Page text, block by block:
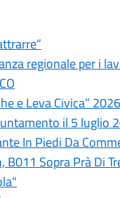
regionale per i
e Leva Civica” 2026
il 5 luglio
In Piedi Da
B011 Sopra Prà Di